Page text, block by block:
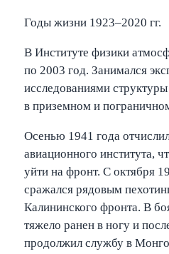
Годы жизни 1923–2020 гг.
В Институте физики
по 2003 год. Занимался
исследованиями
в приземном и
Осенью 1941 года
авиационного института,
уйти на фронт. С октября
сражался рядовым
Калининского фронта. В
тяжело ранен в ногу и
продолжил службу в